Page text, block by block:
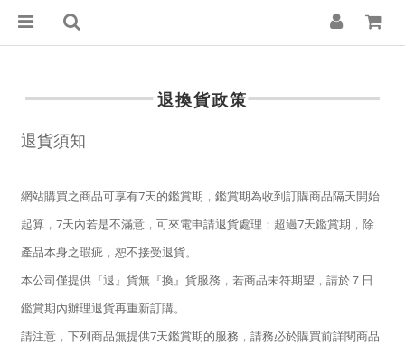
退換貨政策
退貨須知
網站購買之商品可享有7天的鑑賞期，鑑賞期為收到訂購商品隔天開始
起算，7天內若是不滿意，可來電申請退貨處理；超過7天鑑賞期，除
產品本身之瑕疵，恕不接受退貨。
本公司僅提供『退』貨無『換』貨服務，若商品未符期望，請於７日
鑑賞期內辦理退貨再重新訂購。
請注意，下列商品無提供7天鑑賞期的服務，請務必於購買前詳閱商品